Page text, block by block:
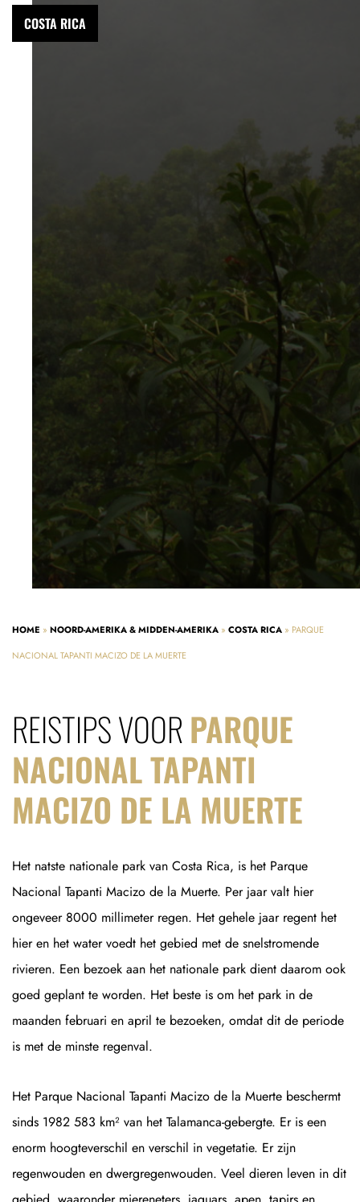
COSTA RICA
HOME » NOORD-AMERIKA & MIDDEN-AMERIKA » COSTA RICA » PARQUE
NACIONAL TAPANTI MACIZO DE LA MUERTE
REISTIPS VOOR PARQUE
NACIONAL TAPANTI
MACIZO DE LA MUERTE
Het natste nationale park van Costa Rica, is het Parque
Nacional Tapanti Macizo de la Muerte. Per jaar valt hier
ongeveer 8000 millimeter regen. Het gehele jaar regent het
hier en het water voedt het gebied met de snelstromende
rivieren. Een bezoek aan het nationale park dient daarom ook
goed geplant te worden. Het beste is om het park in de
maanden februari en april te bezoeken, omdat dit de periode
is met de minste regenval.
Het Parque Nacional Tapanti Macizo de la Muerte beschermt
sinds 1982 583 km² van het Talamanca-gebergte. Er is een
enorm hoogteverschil en verschil in vegetatie. Er zijn
regenwouden en dwergregenwouden. Veel dieren leven in dit